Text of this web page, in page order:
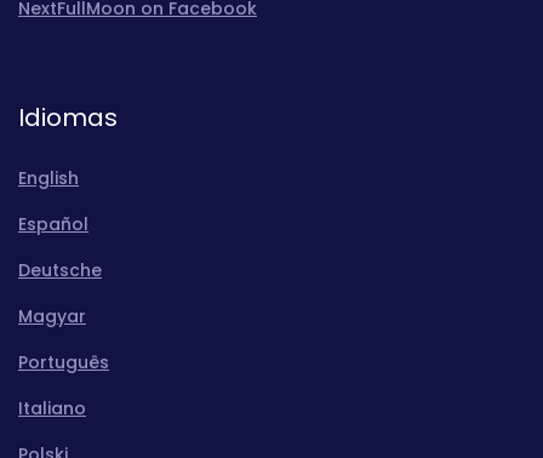
NextFullMoon on Facebook
Idiomas
English
Español
Deutsche
Magyar
Português
Italiano